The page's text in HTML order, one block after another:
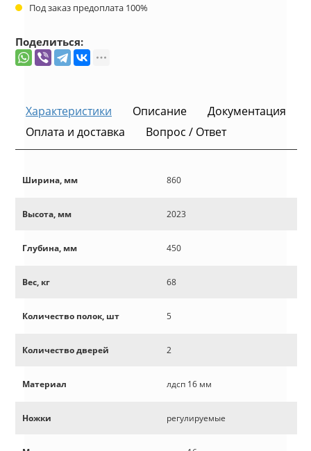
Под заказ предоплата 100%
Поделиться:
Характеристики Описание
Документация
Оплата и доставка
Вопрос / Ответ
Ширина, мм 860
Высота, мм 2023
Глубина, мм 450
Вес, кг 68
Количество полок, шт 5
Количество дверей 2
Материал лдсп 16 мм
Ножки регулируемые